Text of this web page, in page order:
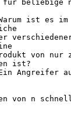
für beliebige
ist es im
von nur
ist?
Angreifer